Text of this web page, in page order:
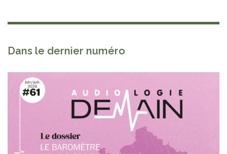
Dans le dernier numéro